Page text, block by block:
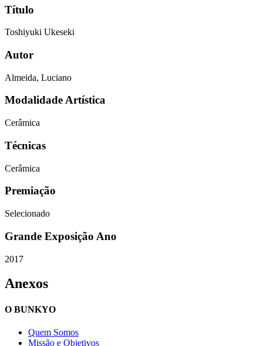
Título
Toshiyuki Ukeseki
Autor
Almeida, Luciano
Modalidade Artística
Cerâmica
Técnicas
Cerâmica
Premiação
Selecionado
Grande Exposição Ano
2017
Anexos
O BUNKYO
Quem Somos
Missão e Objetivos